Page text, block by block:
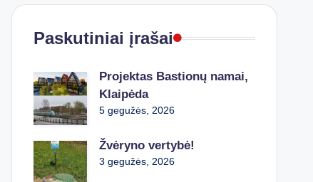
Paskutiniai įrašai
Projektas Bastionų namai,
Klaipėda
5 gegužės, 2026
Žvėryno vertybė!
3 gegužės, 2026